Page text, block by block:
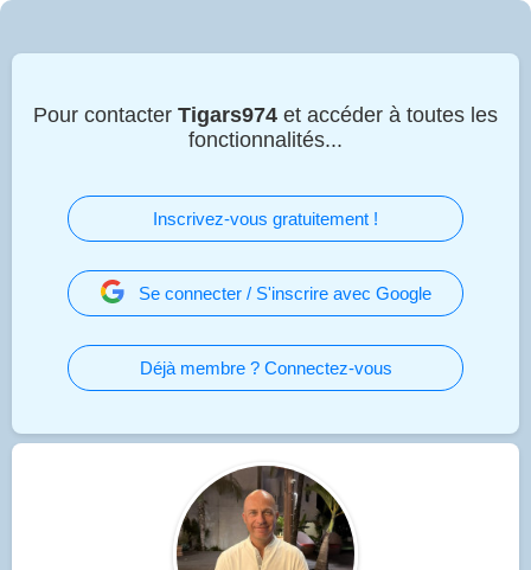
Pour contacter Tigars974 et accéder à toutes les
fonctionnalités...
Inscrivez-vous gratuitement !
Se connecter / S'inscrire avec Google
Déjà membre ? Connectez-vous